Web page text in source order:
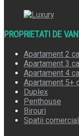
PROPRIETATI DE
Apartament 2
Apartament 3
Apartament 4
Apartament 5+
Duplex
Penthouse
Birouri
Spatii